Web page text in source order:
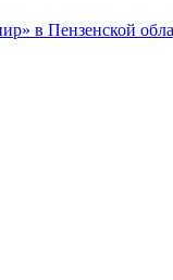
в Пензенской